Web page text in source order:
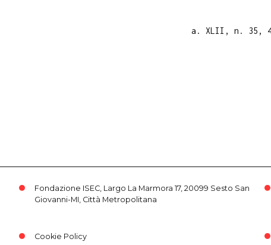
a. XLII, n. 35, 4
Fondazione ISEC, Largo La Marmora 17, 20099 Sesto San
Giovanni-MI, Città Metropolitana
Cookie Policy